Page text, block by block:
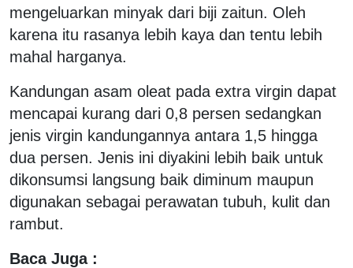
mengeluarkan minyak dari biji zaitun. Oleh
karena itu rasanya lebih kaya dan tentu lebih
mahal harganya.
Kandungan asam oleat pada extra virgin dapat
mencapai kurang dari 0,8 persen sedangkan
jenis virgin kandungannya antara 1,5 hingga
dua persen. Jenis ini diyakini lebih baik untuk
dikonsumsi langsung baik diminum maupun
digunakan sebagai perawatan tubuh, kulit dan
rambut.
Baca Juga :